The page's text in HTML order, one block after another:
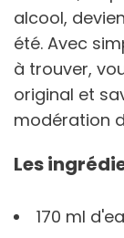
alcool,
été. Avec
à trouver,
original et
modération
Les
170 ml